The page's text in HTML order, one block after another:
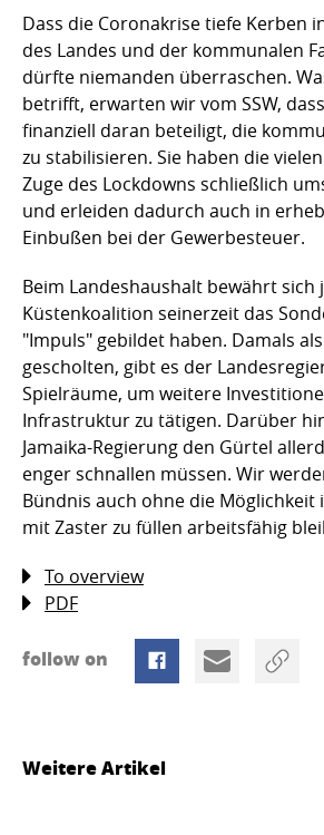
Dass die Coronakrise tiefe Kerben
des Landes und der kommunalen
dürfte niemanden überraschen.
betrifft, erwarten wir vom SSW,
finanziell daran beteiligt, die
zu stabilisieren. Sie haben die
Zuge des Lockdowns schließlich
und erleiden dadurch auch in
Einbußen bei der
Beim Landeshaushalt bewährt sich
Küstenkoalition seinerzeit das
"Impuls" gebildet haben. Damals
gescholten, gibt es der
Spielräume, um weitere
Infrastruktur zu tätigen. Darüber
Jamaika-Regierung den Gürtel
enger schnallen müssen. Wir
Bündnis auch ohne die Möglichkeit
mit Zaster zu füllen arbeitsfähig
To overview
PDF
follow on
Weitere Artikel